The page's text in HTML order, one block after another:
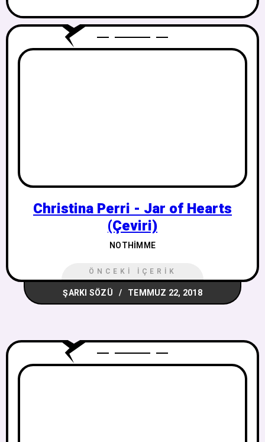
Christina Perri - Jar of Hearts
(Çeviri)
NOTHIMME
ÖNCEKI İÇERIK
ŞARKI SÖZÜ TEMMUZ 22, 2018